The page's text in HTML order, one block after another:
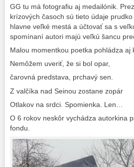
GG tu má fotografiu aj medailónik.
krízových časoch sú tieto údaje
hlavne veľké mestá a účtovať sa s
spomínaní autori majú veľkú šancu
Malou momentkou poetka pohládza
Nemôžem uveriť, že si bol opar,
čarovná predstava, prchavý sen.
Z valčíka nad Seinou zostane zopár
Otlakov na srdci. Spomienka. Len…
O 6 rokov neskôr vychádza autorkina
fondu.